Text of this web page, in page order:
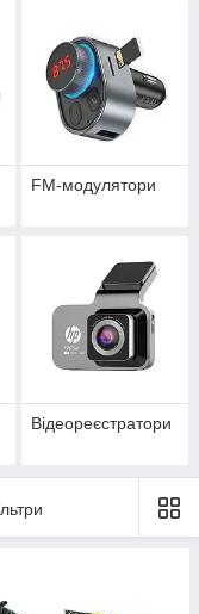
FM-модулятори
Відеореєстратори